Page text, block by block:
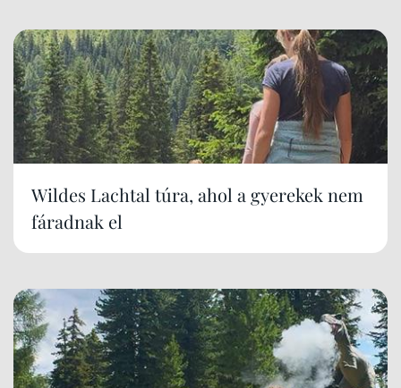
Wildes Lachtal túra, ahol a gyerekek nem
fáradnak el